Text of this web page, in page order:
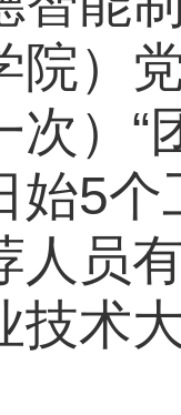
院）
次）
始5
人员
技术